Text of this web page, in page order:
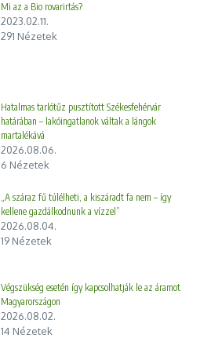
Mi az a Bio rovarirtás?
2023.02.11.
291 Nézetek
Hatalmas tarlótűz pusztított Székesfehérvár
határában – lakóingatlanok váltak a lángok
martalékává
2026.08.06.
6 Nézetek
„A száraz fű túlélheti, a kiszáradt fa nem – így
kellene gazdálkodnunk a vízzel”
2026.08.04.
19 Nézetek
Végszükség esetén így kapcsolhatják le az áramot
Magyarországon
2026.08.02.
14 Nézetek